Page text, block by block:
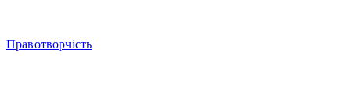
Правотворчість